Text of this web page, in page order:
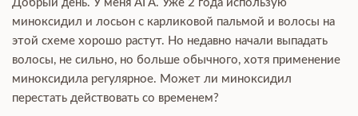
Добрый день. У меня АГА. Уже 2 года использую
миноксидил и лосьон с карликовой пальмой и волосы на
этой схеме хорошо растут. Но недавно начали выпадать
волосы, не сильно, но больше обычного, хотя применение
миноксидила регулярное. Может ли миноксидил
перестать действовать со временем?